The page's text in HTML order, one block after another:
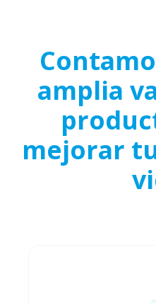
amplia
mejorar